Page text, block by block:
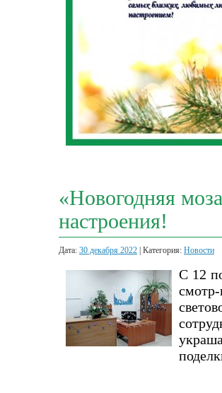
«Новогодняя
настроения!
Дата: 30 декабря 2022 | Категория: Новости
С 12